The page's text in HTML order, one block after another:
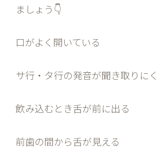
ましょう👇
口がよく開いている
サ行・タ行の発音が聞き取りに
飲み込むとき舌が前に出る
前歯の間から舌が見える